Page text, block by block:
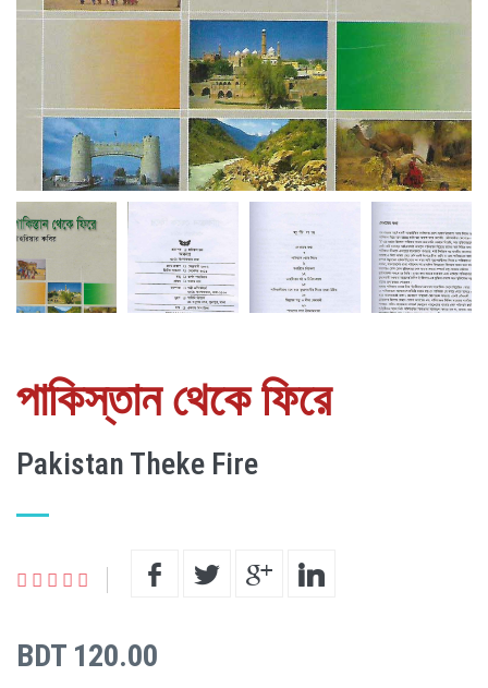
পাকিস্তান থেকে ফিরে
Pakistan Theke Fire
BDT 120.00